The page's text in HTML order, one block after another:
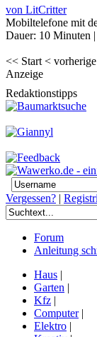
von LitCritter
Mobiltelefone mit
Dauer: 10 Minuten |
<< Start < vorherige
Anzeige
Redaktionstipps
Vergessen? |
Forum
Anleitung
Haus |
Garten |
Kfz |
Computer|
Elektro |